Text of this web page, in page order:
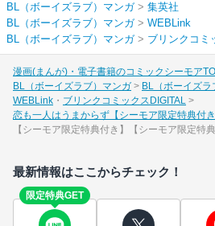
BL（ボーイズラブ）マンガ> 集英社
BL（ボーイズラブ）マンガ> WEBLink
BL（ボーイズラブ）マンガ> ブリンクコミ
漫画(まんが)・電子書籍のコミックシーモア
BL（ボーイズラブ）マンガ
BL（ボーイズラ
WEBLink
ブリンクコミックスDIGITAL
恋も一人はうまからず【シーモア限定特典付き
【シーモア限定特典付き】【シーモア限定特典
最新情報はここからチェック！
限定特典GET